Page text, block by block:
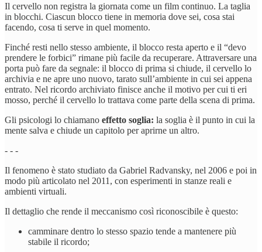
Il cervello non registra la giornata come un film continuo. La taglia
in blocchi. Ciascun blocco tiene in memoria dove sei, cosa stai
facendo, cosa ti serve in quel momento.
Finché resti nello stesso ambiente, il blocco resta aperto e il “devo
prendere le forbici” rimane più facile da recuperare. Attraversare una
porta può fare da segnale: il blocco di prima si chiude, il cervello lo
archivia e ne apre uno nuovo, tarato sull’ambiente in cui sei appena
entrato. Nel ricordo archiviato finisce anche il motivo per cui ti eri
mosso, perché il cervello lo trattava come parte della scena di prima.
Gli psicologi lo chiamano effetto soglia: la soglia è il punto in cui la
mente salva e chiude un capitolo per aprirne un altro.
- - -
Il fenomeno è stato studiato da Gabriel Radvansky, nel 2006 e poi in
modo più articolato nel 2011, con esperimenti in stanze reali e
ambienti virtuali.
Il dettaglio che rende il meccanismo così riconoscibile è questo:
camminare dentro lo stesso spazio tende a mantenere più
stabile il ricordo;